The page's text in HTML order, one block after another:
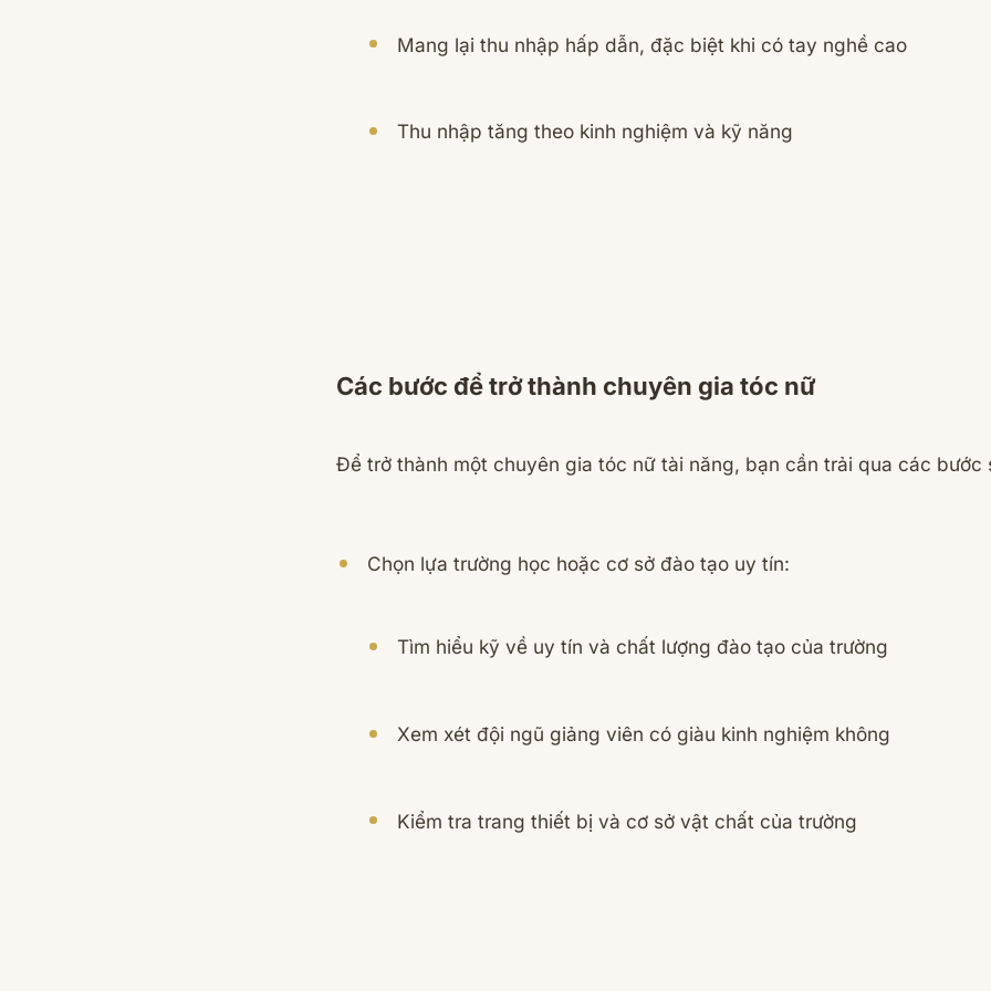
Mang lại thu nhập hấp dẫn, đặc biệt khi có tay nghề cao
Thu nhập tăng theo kinh nghiệm và kỹ năng
Các bước để trở thành chuyên gia tóc nữ
Để trở thành một chuyên gia tóc nữ tài năng, bạn cần trải qua các bước
Chọn lựa trường học hoặc cơ sở đào tạo uy tín:
Tìm hiểu kỹ về uy tín và chất lượng đào tạo của trường
Xem xét đội ngũ giảng viên có giàu kinh nghiệm không
Kiểm tra trang thiết bị và cơ sở vật chất của trường